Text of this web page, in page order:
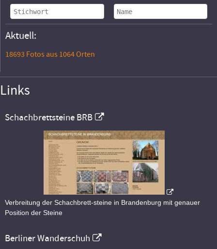
Aktuell:
18693 Fotos aus 1064 Orten
Links
Schachbrettsteine BRB
Verbreitung der Schachbrett-steine in Brandenburg mit genauer
Position der Steine
Berliner Wanderschuh